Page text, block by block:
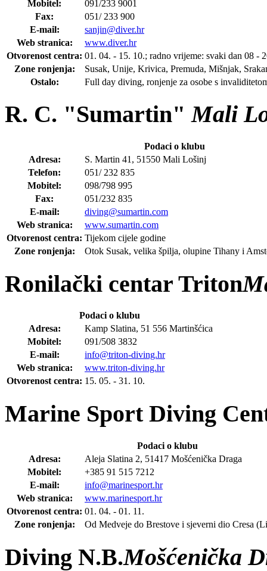
Mobitel:
091/233 9001
Fax:
051/ 233 900
E-mail:
sanjin@diver.hr
Web stranica:
www.diver.hr
Otvorenost centra: 01. 04. - 15. 10.; radno vrijeme: svaki dan 08 -
Zone ronjenja:
Susak, Unije, Krivica, Premuda, Mišnjak,
Ostalo:
Full day diving, ronjenje za osobe s
R. C. "Sumartin"Mali
Podaci o klubu
Adresa:
S. Martin 41, 51550 Mali Lošinj
Telefon:
051/ 232 835
Mobitel:
098/798 995
Fax:
051/232 835
E-mail:
diving@sumartin.com
Web stranica:
www.sumartin.com
Otvorenost centra: Tijekom cijele godine
Zone ronjenja:
Otok Susak, velika špilja, olupine Tihany i
Ronilački centar Triton
Podaci o klubu
Adresa:
Kamp Slatina, 51 556 Martinšćica
Mobitel:
091/508 3832
E-mail:
info@triton-diving.hr
Web stranica:
www.triton-diving.hr
Otvorenost centra: 15. 05. - 31. 10.
Marine Sport Diving
Podaci o klubu
Adresa:
Aleja Slatina 2, 51417 Mošćenička Draga
Mobitel:
+385 91 515 7212
E-mail:
info@marinesport.hr
Web stranica:
www.marinesport.hr
Otvorenost centra: 01. 04. - 01. 11.
Zone ronjenja:
Od Medveje do Brestove i sjeverni dio Cresa
Diving N.B.Mošćenička